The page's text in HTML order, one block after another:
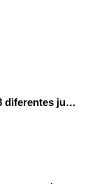
Programa con Scratch, 8 diferentes juegos para vivir la emoción de los partidos de España en el mundial 2026